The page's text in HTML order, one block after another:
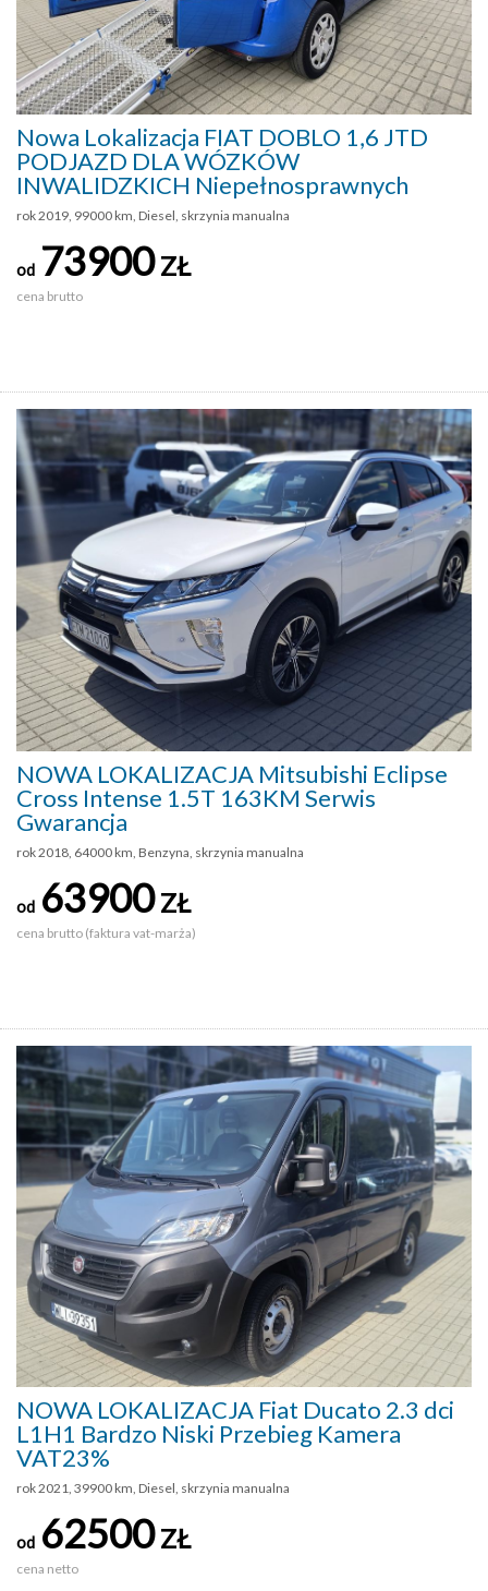
Nowa Lokalizacja FIAT DOBLO 1,6 JTD
PODJAZD DLA WÓZKÓW
INWALIDZKICH Niepełnosprawnych
rok 2019, 99000 km, Diesel, skrzynia manualna
od 73900ZŁ
cena brutto
NOWA LOKALIZACJA Mitsubishi Eclipse
Cross Intense 1.5T 163KM Serwis
Gwarancja
rok 2018, 64000 km, Benzyna, skrzynia manualna
od 63900ZŁ
cena brutto (faktura vat-marża)
NOWA LOKALIZACJA Fiat Ducato 2.3 dci
L1H1 Bardzo Niski Przebieg Kamera
VAT23%
rok 2021, 39900 km, Diesel, skrzynia manualna
od 62500ZŁ
cena netto